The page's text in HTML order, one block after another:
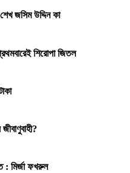
জসিম উদ্দিন কা
শিরোপা জিতল
: মির্জা ফখরুল